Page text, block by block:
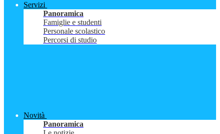
Servizi
Panoramica
Famiglie e studenti
Personale scolastico
Percorsi di studio
Novità
Panoramica